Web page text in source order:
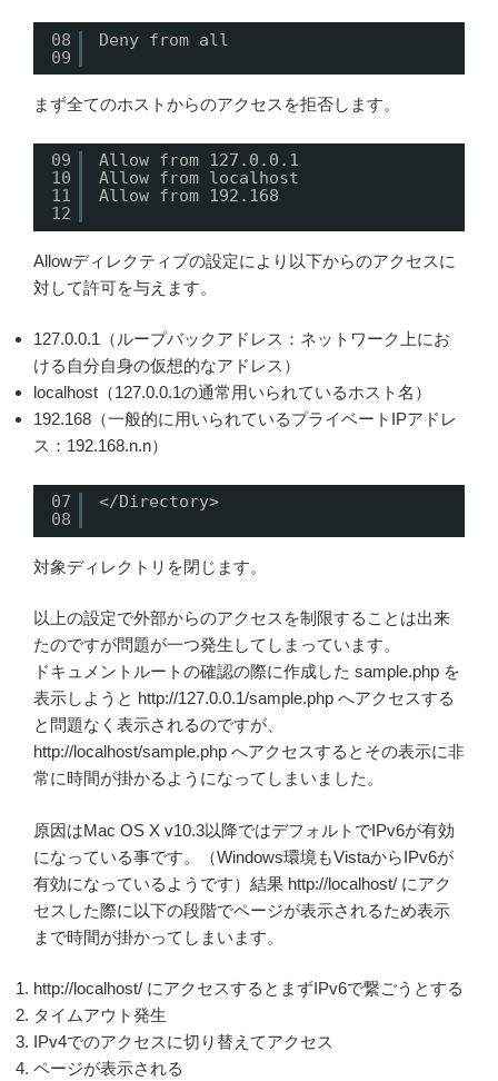
08
09
Deny from all
まず全てのホストからのアクセスを拒否します。
09
10
11
12
Allow from 127.0.0.1
Allow from localhost
Allow from 192.168
Allowディレクティブの設定により以下からのアクセスに
対して許可を与えます。
127.0.0.1（ループバックアドレス：ネットワーク上にお
ける自分自身の仮想的なアドレス）
localhost（127.0.0.1の通常用いられているホスト名）
192.168（一般的に用いられているプライベートIPアドレ
ス：192.168.n.n）
07
08
</Directory>
対象ディレクトリを閉じます。
以上の設定で外部からのアクセスを制限することは出来
たのですが問題が一つ発生してしまっています。
ドキュメントルートの確認の際に作成した sample.php を
表示しようと http://127.0.0.1/sample.php へアクセスする
と問題なく表示されるのですが、
http://localhost/sample.php へアクセスするとその表示に非
常に時間が掛かるようになってしまいました。
原因はMac OS X v10.3以降ではデフォルトでIPv6が有効
になっている事です。（Windows環境もVistaからIPv6が
有効になっているようです）結果 http://localhost/ にアク
セスした際に以下の段階でページが表示されるため表示
まで時間が掛かってしまいます。
http://localhost/ にアクセスするとまずIPv6で繋ごうとする
タイムアウト発生
IPv4でのアクセスに切り替えてアクセス
ページが表示される